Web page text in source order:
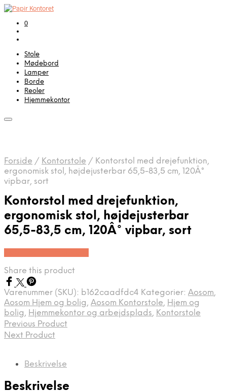
0
Stole
Mødebord
Lamper
Borde
Reoler
Hjemmekontor
Forside / Kontorstole / Kontorstol med drejefunktion,
ergonomisk stol, højdejusterbar 65,5-83,5 cm, 120Â°
vipbar, sort
Kontorstol med drejefunktion,
ergonomisk stol, højdejusterbar
65,5-83,5 cm, 120Â° vipbar, sort
Share this product
Varenummer (SKU): b162caadfdc4 Kategorier: Aosom,
Aosom Hjem og bolig, Aosom Kontorstole, Hjem og
bolig, Hjemmekontor og arbejdsplads, Kontorstole
Previous Product
Next Product
Beskrivelse
Beskrivelse